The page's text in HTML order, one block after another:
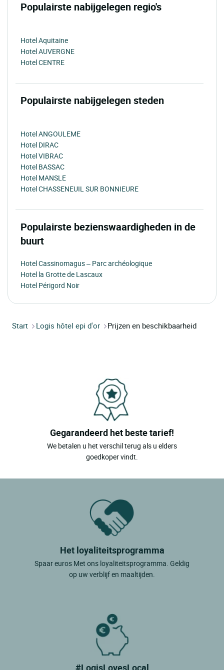
Populairste nabijgelegen regio's
Hotel Aquitaine
Hotel AUVERGNE
Hotel CENTRE
Populairste nabijgelegen steden
Hotel ANGOULEME
Hotel DIRAC
Hotel VIBRAC
Hotel BASSAC
Hotel MANSLE
Hotel CHASSENEUIL SUR BONNIEURE
Populairste bezienswaardigheden in de
buurt
Hotel Cassinomagus – Parc archéologique
Hotel la Grotte de Lascaux
Hotel Périgord Noir
Start Logis hôtel epi d'or Prijzen en beschikbaarheid
Gegarandeerd het beste tarief!
We betalen u het verschil terug als u elders
goedkoper vindt.
Het loyaliteitsprogramma
Spaar euros Met ons loyaliteitsprogramma. Geldig
op uw verblijf en maaltijden.
#LogisLovesLocal